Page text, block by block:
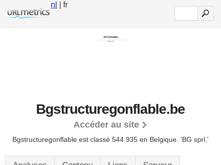
nl | fr
Bgstructuregonflable.be
Accéder au site
Bgstructuregonflable est classé 544.935 en Belgique. 'BG sprl.'